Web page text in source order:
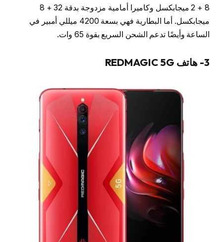
8 + 2 ميجابكسل وكاميرا أمامية مزدوجة بدقة 32 + 8
ميجابكسل. أما البطارية فهي بسعة 4200 ميللي أمبير في
الساعة وأيضًا تدعم الشحن السريع بقوة 65 وات.
3- هاتف REDMAGIC 5G